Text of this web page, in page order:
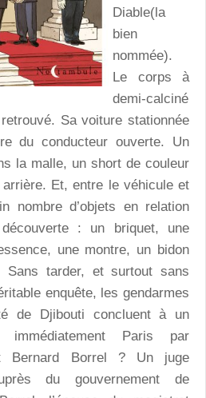
Diable(la
bien
nommée).
Le corps à
demi-calciné
Sa voiture stationnée
du conducteur ouverte. Un
la malle, un short de couleur
Et, entre le véhicule et
nombre d’objets en relation
: un briquet, une
une montre, un bidon
Sans tarder, et surtout sans
enquête, les gendarmes
de Djibouti concluent à un
Paris par
Bernard Borrel ? Un juge
du gouvernement de